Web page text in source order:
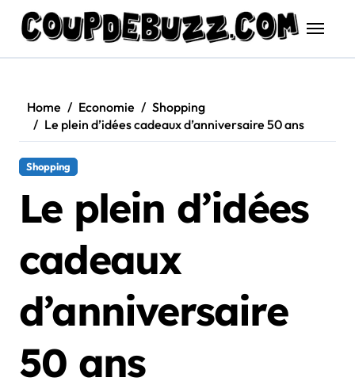
content
Home Economie
Shopping
Le plein d’idées cadeaux d’anniversaire 50 ans
Shopping
Le plein d’idées
cadeaux
d’anniversaire
50 ans